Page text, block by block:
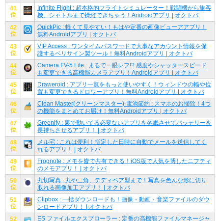
41
位
Infinite Flight : 超本格的フライトシミュレーター！戦闘機から旅客
機、シャトルまで操縦できちゃう！Androidアプリ | オクトバ
42
位
QuickPic : 軽くて見やすい！もはや定番の画像ビューアアプリ！
無料Androidアプリ | オクトバ
43
位
VIP Access : ワンタイムパスワードで大事なアカウント情報を保
護するベリサイン製ツール！無料Androidアプリ | オクトバ
44
位
Camera FV-5 Lite : まるで一眼レフ!? 感度やシャッタースピード
も変更できる高機能カメラアプリ！Androidアプリ | オクトバ
45
位
Draweroid : アプリ一覧をもっと使いやすく！ウィンドウの幅や位
置も変更できるドロワーアプリ！無料Androidアプリ | オクトバ
46
位
Clean Master(クリーンマスター)-電池節約 : スマホのお掃除！4つ
の機能をまとめてお届け！無料Androidアプリ | オクトバ
47
位
Greenify : 裏で動いてる必要ないアプリを冬眠させてバッテリーを
長持ちさせるアプリ！ | オクトバ
48
位
メル宅 : これは便利！指定した日時に自動でメールを送信してく
れるアプリ！ | オクトバ
49
位
Frognote : メモを皆で共有できる！iOS版で人気を博したニフティ
のメモアプリ！ | オクトバ
50
位
丸切写真 : 丸や三角、テディベア型まで！写真を色んな形に切り
取れる画像加工アプリ！ | オクトバ
51
位
Clipbox : 一括ダウンロードも！画像・動画・音楽ファイルのダウ
ンロードアプリ！ | オクトバ
52
ES ファイルエクスプローラー : 定番の高機能ファイルマネージャ